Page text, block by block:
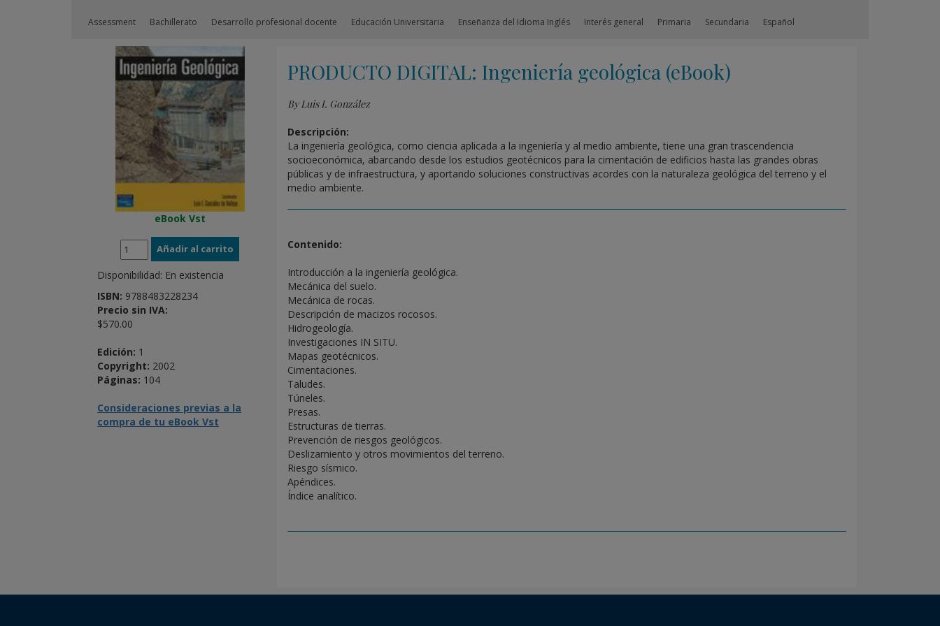
Assessment Bachillerato Desarrollo profesional docente Educación Universitaria Enseñanza del Idioma Inglés Interés general Primaria Secundaria Español
eBook Vst
Disponibilidad: En existencia
ISBN: 9788483228234
Precio sin IVA:
$570.00
Edición: 1
Copyright: 2002
Páginas: 104
Consideraciones previas a la
compra de tu eBook Vst
PRODUCTO DIGITAL: Ingeniería geológica (eBook)
By Luis I. González
Descripción:
La ingeniería geológica, como ciencia aplicada a la ingeniería y al medio ambiente, tiene una gran trascendencia
socioeconómica, abarcando desde los estudios geotécnicos para la cimentación de edificios hasta las grandes obras
públicas y de infraestructura, y aportando soluciones constructivas acordes con la naturaleza geológica del terreno y el
medio ambiente.
Contenido:
Introducción a la ingeniería geológica.
Mecánica del suelo.
Mecánica de rocas.
Descripción de macizos rocosos.
Hidrogeología.
Investigaciones IN SITU.
Mapas geotécnicos.
Cimentaciones.
Taludes.
Túneles.
Presas.
Estructuras de tierras.
Prevención de riesgos geológicos.
Deslizamiento y otros movimientos del terreno.
Riesgo sísmico.
Apéndices.
Índice analítico.